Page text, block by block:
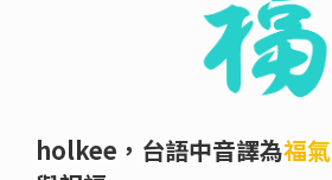
holkee，台語中音譯為福氣